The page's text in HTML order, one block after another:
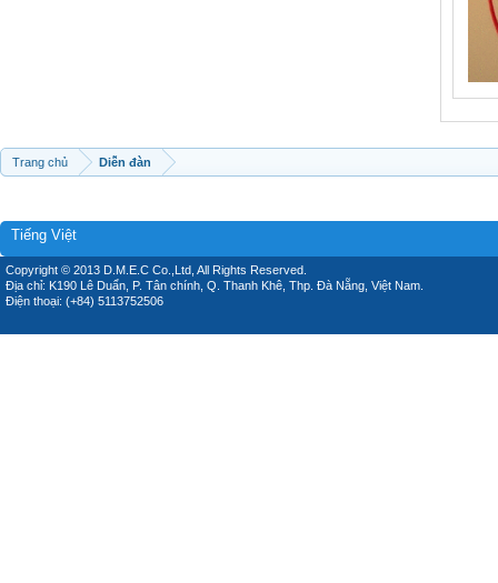
Trang chủ Diễn đàn
Tiếng Việt
Copyright © 2013 D.M.E.C Co.,Ltd, All Rights Reserved.
Địa chỉ: K190 Lê Duẩn, P. Tân chính, Q. Thanh Khê, Thp. Đà Nẵng, Việt Nam.
Điện thoại: (+84) 5113752506